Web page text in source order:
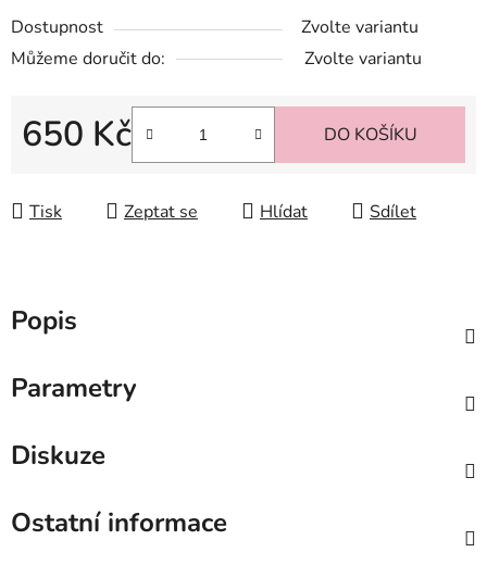
Dostupnost
Zvolte variantu
Můžeme doručit do:
Zvolte variantu
650 Kč DO KOŠÍKU
Tisk Zeptat se Hlídat Sdílet
Popis
Parametry
Diskuze
Ostatní informace